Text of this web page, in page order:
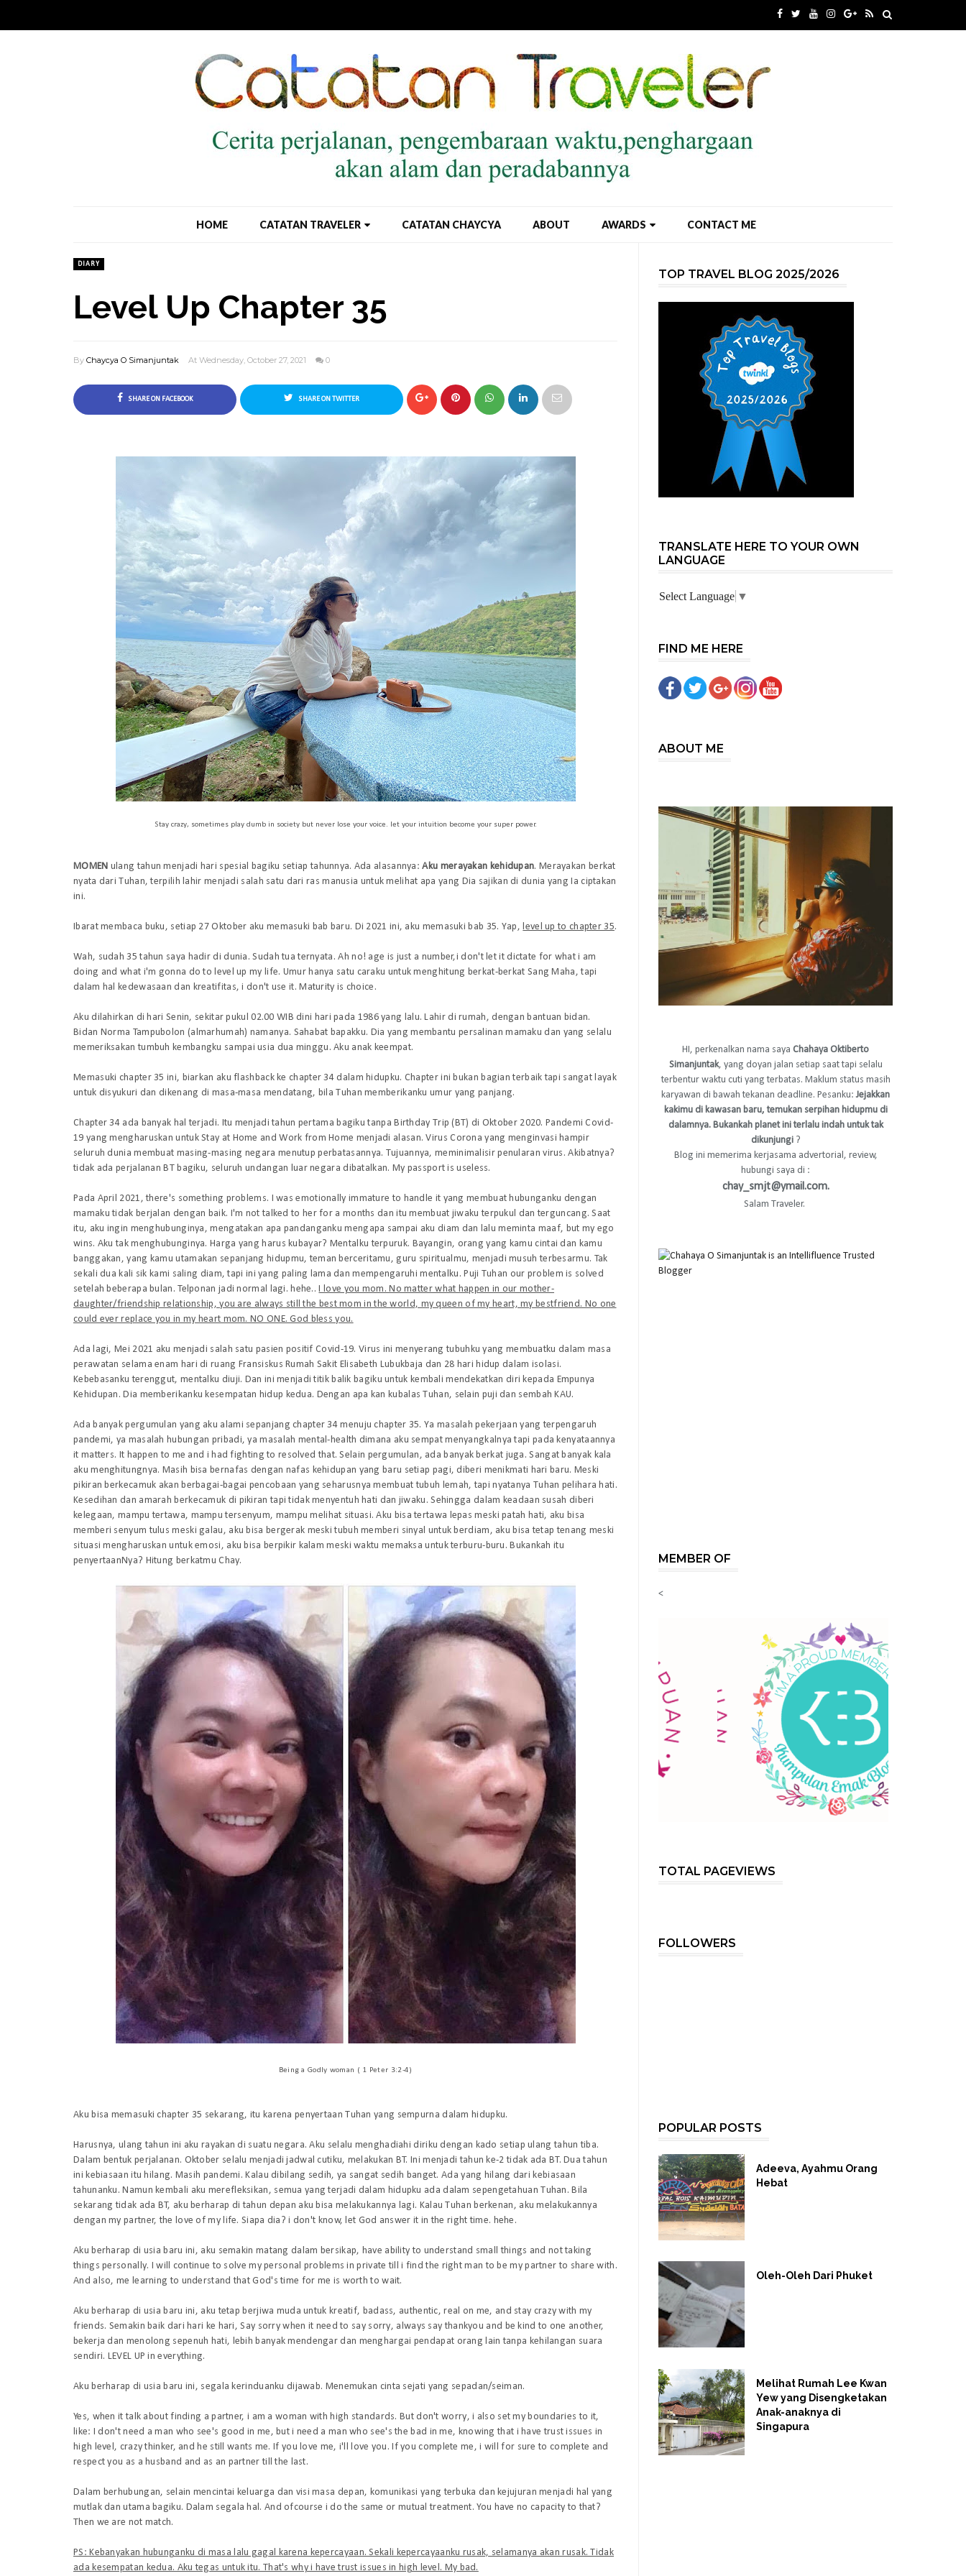
HOME CATATAN TRAVELER CATATAN CHAYCYA ABOUT AWARDS CONTACT ME
DIARY
Level Up Chapter 35
By Chaycya O Simanjuntak At Wednesday, October 27, 2021 0
SHARE ON FACEBOOK SHARE ON TWITTER
Stay crazy, sometimes play dumb in society but never lose your voice. let your intuition become your super power.
MOMEN ulang tahun menjadi hari spesial bagiku setiap tahunnya. Ada alasannya:Aku merayakan kehidupan. Merayakan berkat
nyata dari Tuhan, terpilih lahir menjadi salah satu dari ras manusia untuk melihat apa yang Dia sajikan di dunia yang Ia ciptakan
ini.
Ibarat membaca buku, setiap 27 Oktober aku memasuki bab baru. Di 2021 ini, aku memasuki bab 35. Yap,level up to chapter 35.
Wah, sudah 35 tahun saya hadir di dunia. Sudah tua ternyata.Ah no! age is just a number,i don't let it dictate for what i am
doing and what i'm gonna do to level up my life. Umur hanya satu caraku untuk menghitung berkat-berkat Sang Maha, tapi
dalam hal kedewasaan dan kreatifitas,i don't use it.Maturity is choice .
Aku dilahirkan di hari Senin, sekitar pukul 02.00 WIB dini hari pada 1986 yang lalu. Lahir di rumah, dengan bantuan bidan.
Bidan Norma Tampubolon (almarhumah) namanya. Sahabat bapakku. Dia yang membantu persalinan mamaku dan yang selalu
memeriksakan tumbuh kembangku sampai usia dua minggu. Aku anak keempat.
Memasuki chapter 35 ini, biarkan akuflashbackke chapter 34 dalam hidupku. Chapter ini bukan bagian terbaik tapi sangat layak
untuk disyukuri dan dikenang di masa-masa mendatang, bila Tuhan memberikanku umur yang panjang.
Chapter 34 ada banyak hal terjadi. Itu menjadi tahun pertama bagiku tanpaBirthday Trip (BT) di Oktober 2020. Pandemi Covid-
19 yang mengharuskan untuk Stay at Home and Work from Home menjadi alasan. Virus Corona yang menginvasi hampir
seluruh dunia membuat masing-masing negara menutup perbatasannya. Tujuannya, meminimalisir penularan virus. Akibatnya?
tidak ada perjalanan BT bagiku, seluruh undangan luar negara dibatalkan. My passport is useless.
Pada April 2021,there's something problems. I was emotionally immature to handle it yang membuat hubunganku dengan
mamaku tidak berjalan dengan baik. I'm not talked to her for a months dan itu membuat jiwaku terpukul dan terguncang. Saat
itu, aku ingin menghubunginya, mengatakan apa pandanganku mengapa sampai aku diam dan lalu meminta maaf, but my ego
wins. Aku tak menghubunginya. Harga yang harus kubayar? Mentalku terpuruk. Bayangin, orang yang kamu cintai dan kamu
banggakan, yang kamu utamakan sepanjang hidupmu, teman berceritamu, guru spiritualmu, menjadi musuh terbesarmu. Tak
sekali dua kali sik kami saling diam, tapi ini yang paling lama dan mempengaruhi mentalku. Puji Tuhan our problem is solved
setelah beberapa bulan. Telponan jadi normal lagi. hehe..I love you mom. No matter what happen in our mother-
daughter/friendship relationship, you are always still the best mom in the world, my queen of my heart, my bestfriend. No one
could ever replace you in my heart mom. NO ONE. God bless you.
Ada lagi, Mei 2021 aku menjadi salah satu pasien positif Covid-19. Virus ini menyerang tubuhku yang membuatku dalam masa
perawatan selama enam hari di ruang Fransiskus Rumah Sakit Elisabeth Lubukbaja dan 28 hari hidup dalam isolasi.
Kebebasanku terenggut, mentalku diuji. Dan ini menjadi titik balik bagiku untuk kembali mendekatkan diri kepada Empunya
Kehidupan. Dia memberikanku kesempatan hidup kedua. Dengan apa kan kubalas Tuhan, selain puji dan sembah KAU.
Ada banyak pergumulan yang aku alami sepanjang chapter 34 menuju chapter 35. Ya masalah pekerjaan yang terpengaruh
pandemi, ya masalah hubungan pribadi, ya masalah mental-health dimana aku sempat menyangkalnya tapi pada kenyataannya
it matters. It happen to me and i had fighting to resolved that. Selain pergumulan, ada banyak berkat juga. Sangat banyak kala
aku menghitungnya. Masih bisa bernafas dengan nafas kehidupan yang baru setiap pagi, diberi menikmati hari baru. Meski
pikiran berkecamuk akan berbagai-bagai pencobaan yang seharusnya membuat tubuh lemah, tapi nyatanya Tuhan pelihara hati.
Kesedihan dan amarah berkecamuk di pikiran tapi tidak menyentuh hati dan jiwaku. Sehingga dalam keadaan susah diberi
kelegaan, mampu tertawa, mampu tersenyum, mampu melihat situasi. Aku bisa tertawa lepas meski patah hati, aku bisa
memberi senyum tulus meski galau, aku bisa bergerak meski tubuh memberi sinyal untuk berdiam, aku bisa tetap tenang meski
situasi mengharuskan untuk emosi, aku bisa berpikir kalam meski waktu memaksa untuk terburu-buru. Bukankah itu
penyertaanNya? Hitung berkatmu Chay.
Being a Godly woman ( 1 Peter 3:2-4)
Aku bisa memasuki chapter 35 sekarang, itu karena penyertaan Tuhan yang sempurna dalam hidupku.
Harusnya, ulang tahun ini aku rayakan di suatu negara. Aku selalu menghadiahi diriku dengan kado setiap ulang tahun tiba.
Dalam bentuk perjalanan. Oktober selalu menjadi jadwal cutiku, melakukan BT. Ini menjadi tahun ke-2 tidak ada BT. Dua tahun
ini kebiasaan itu hilang. Masih pandemi. Kalau dibilang sedih, ya sangat sedih banget. Ada yang hilang dari kebiasaan
tahunanku. Namun kembali aku merefleksikan, semua yang terjadi dalam hidupku ada dalam sepengetahuan Tuhan. Bila
sekarang tidak ada BT, aku berharap di tahun depan aku bisa melakukannya lagi. Kalau Tuhan berkenan, aku melakukannya
dengan my partner, the love of my life. Siapa dia? i don't know, let God answer it in the right time. hehe.
Aku berharap di usia baru ini, aku semakin matang dalam bersikap, have ability to understand small things and not taking
things personally. I will continue to solve my personal problems in private till i find the right man to be my partner to share with.
And also, me learning to understand that God's time for me is worth to wait.
Aku berharap di usia baru ini, aku tetap berjiwa muda untuk kreatif, badass, authentic, real on me, and stay crazy with my
friends. Semakin baik dari hari ke hari, Say sorry when it need to say sorry, always say thankyou and be kind to one another,
bekerja dan menolong sepenuh hati, lebih banyak mendengar dan menghargai pendapat orang lain tanpa kehilangan suara
sendiri. LEVEL UP in everything.
Aku berharap di usia baru ini, segala kerinduanku dijawab. Menemukan cinta sejati yang sepadan/seiman.
Yes, when it talk about finding a partner, i am a woman with high standards. But don't worry, i also set my boundaries to it,
like: I don't need a man who see's good in me, but i need a man who see's the bad in me, knowing that i have trust issues in
high level, crazy thinker, and he still wants me. If you love me, i'll love you. If you complete me, i will for sure to complete and
respect you as a husband and as an partner till the last.
Dalam berhubungan, selain mencintai keluarga dan visi masa depan, komunikasi yang terbuka dan kejujuran menjadi hal yang
mutlak dan utama bagiku. Dalam segala hal. And ofcourse i do the same or mutual treatment. You have no capacity to that?
Then we are not match.
PS: Kebanyakan hubunganku di masa lalu gagal karena kepercayaan. Sekali kepercayaanku rusak, selamanya akan rusak. Tidak
ada kesempatan kedua. Aku tegas untuk itu. That's why i have trust issues in high level. My bad.
TOP TRAVEL BLOG 2025/2026
TRANSLATE HERE TO YOUR OWN
LANGUAGE
Select Language ▼
FIND ME HERE
ABOUT ME
HI, perkenalkan nama saya Chahaya Oktiberto
Simanjuntak, yang doyan jalan setiap saat tapi selalu
terbentur waktu cuti yang terbatas. Maklum status masih
karyawan di bawah tekanan deadline. Pesanku:Jejakkan
kakimu di kawasan baru, temukan serpihan hidupmu di
dalamnya. Bukankah planet ini terlalu indah untuk tak
dikunjungi?
Blog ini memerima kerjasama advertorial, review,
hubungi saya di :
chay_smjt@ymail.com.
Salam Traveler.
MEMBER OF
<
TOTAL PAGEVIEWS
FOLLOWERS
POPULAR POSTS
Adeeva, Ayahmu Orang
Hebat
Oleh-Oleh Dari Phuket
Melihat Rumah Lee Kwan
Yew yang Disengketakan
Anak-anaknya di
Singapura